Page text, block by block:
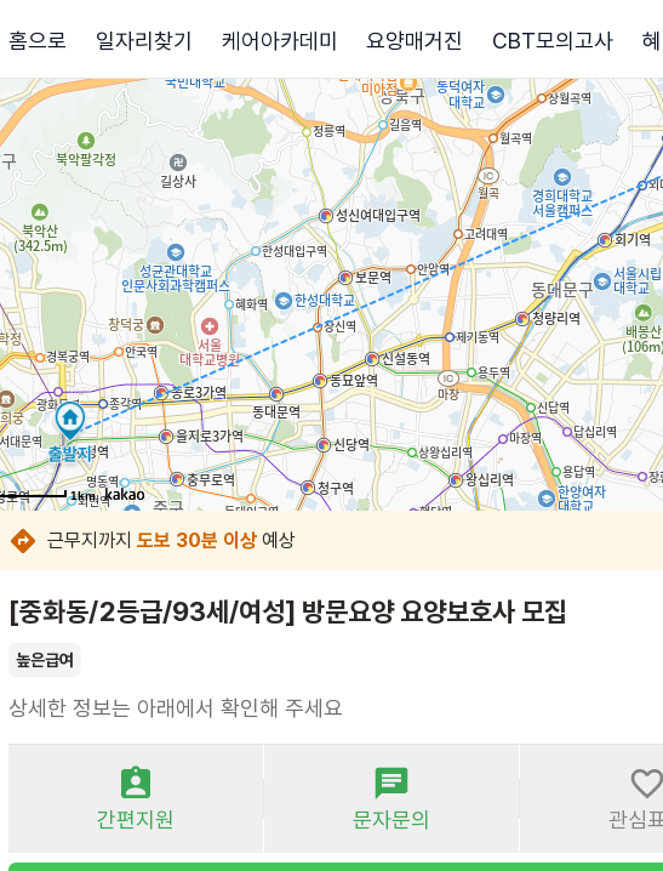
홈으로 일자리찾기 케어아카데미 요양매거진 CBT모의고사
1km
1km
1km
1km
1km
1km
1km
1km
근무지까지 도보 30분 이상 예상
[중화동/2등급/93세/여성] 방문요양 요양보호사 모집
높은급여
상세한 정보는 아래에서 확인해 주세요
간편지원 문자문의 관심